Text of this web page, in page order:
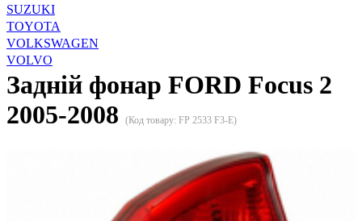
SUZUKI
TOYOTA
VOLKSWAGEN
VOLVO
Задній фонар FORD Focus 2
2005-2008
(Код товару: FP 2533 F3-E)